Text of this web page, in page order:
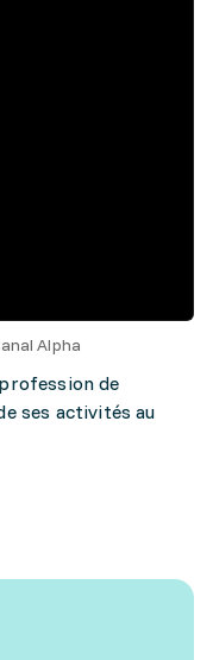
Alpha
de
ses activités au